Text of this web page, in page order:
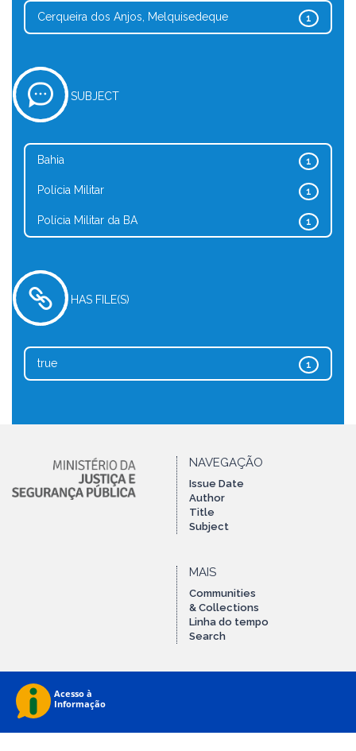
1
Cerqueira dos Anjos, Melquisedeque
SUBJECT
1
Bahia
1
Polícia Militar
1
Polícia Militar da BA
HAS FILE(S)
1
true
NAVEGAÇÃO
Issue Date
Author
Title
Subject
MAIS
Communities
& Collections
Linha do tempo
Search